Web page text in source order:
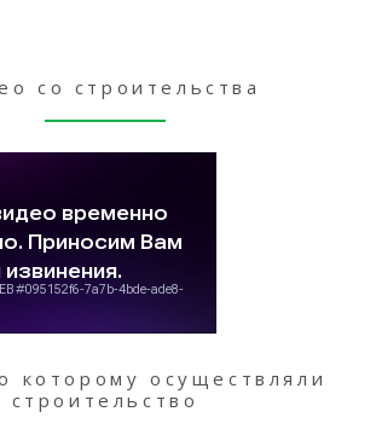
со строительства
которому осуществляли
строительство